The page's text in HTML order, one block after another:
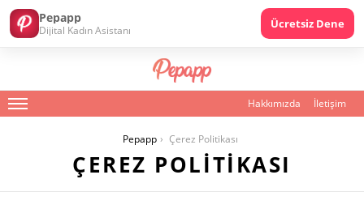
Menu Hakkımızda İletişim
Pepapp Çerez Politikası
ÇEREZ POLITIKASI
Pepapp
Dijital Kadın Asistanı Ücretsiz Dene